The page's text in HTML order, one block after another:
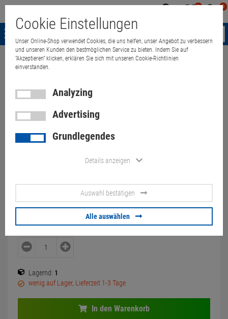
0 0
Menü
Weiter einkaufen
Lenovo X380 Yoga i5 8350U
8GB 256GB NVMe (Akku 80%)
Kerben
143.00 €
00
Lagernd: 1
wenig auf Lager, Lieferzeit 1-3 Tage
In den Warenkorb
Cookie Einstellungen
Unser Online-Shop verwendet Cookies, die uns helfen, unser Angebot zu verbessern
und unseren Kunden den bestmöglichen Service zu bieten. Indem Sie auf
"Akzeptieren" klicken, erklären Sie sich mit unseren Cookie-Richtlinien
einverstanden.
Analyzing
Advertising
Grundlegendes
Details anzeigen
Auswahl bestätigen
Alle auswählen